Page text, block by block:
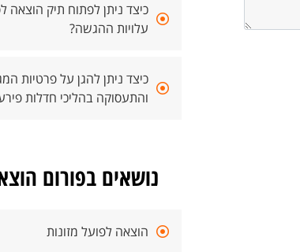
כיצד ניתן לפתוח תיק הוצאה
עלויות ההגשה?
כיצד ניתן להגן על פרטיות
והתעסוקה בהליכי חדלות
נושאים בפורום
הוצאה לפועל מזונות